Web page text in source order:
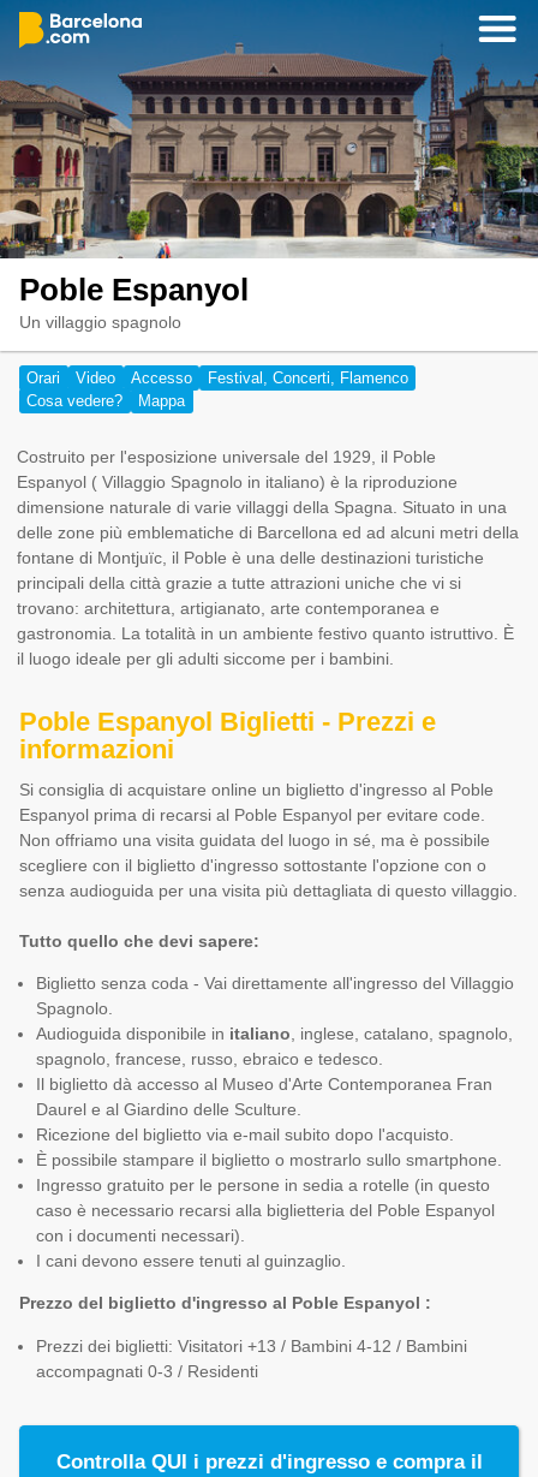
Poble Espanyol
Un villaggio spagnolo
Orari Video Accesso
Festival, Concerti, Flamenco
Cosa vedere?
Mappa
Costruito per l'esposizione universale del 1929, il Poble
Espanyol ( Villaggio Spagnolo in italiano) è la riproduzione
dimensione naturale di varie villaggi della Spagna. Situato in una
delle zone più emblematiche di Barcellona ed ad alcuni metri della
fontane di Montjuïc, il Poble è una delle destinazioni turistiche
principali della città grazie a tutte attrazioni uniche che vi si
trovano: architettura, artigianato, arte contemporanea e
gastronomia. La totalità in un ambiente festivo quanto istruttivo. È
il luogo ideale per gli adulti siccome per i bambini.
Poble Espanyol Biglietti - Prezzi e
informazioni
Si consiglia di acquistare online un biglietto d'ingresso al Poble
Espanyol prima di recarsi al Poble Espanyol per evitare code.
Non offriamo una visita guidata del luogo in sé, ma è possibile
scegliere con il biglietto d'ingresso sottostante l'opzione con o
senza audioguida per una visita più dettagliata di questo villaggio.
Tutto quello che devi sapere:
Biglietto senza coda - Vai direttamente all'ingresso del Villaggio
Spagnolo.
Audioguida disponibile in italiano , inglese, catalano, spagnolo,
spagnolo, francese, russo, ebraico e tedesco.
Il biglietto dà accesso al Museo d'Arte Contemporanea Fran
Daurel e al Giardino delle Sculture.
Ricezione del biglietto via e-mail subito dopo l'acquisto.
È possibile stampare il biglietto o mostrarlo sullo smartphone.
Ingresso gratuito per le persone in sedia a rotelle (in questo
caso è necessario recarsi alla biglietteria del Poble Espanyol
con i documenti necessari).
I cani devono essere tenuti al guinzaglio.
Prezzo del biglietto d'ingresso al Poble Espanyol :
Prezzi dei biglietti: Visitatori +13 / Bambini 4-12 / Bambini
accompagnati 0-3 / Residenti
Controlla QUI i prezzi d'ingresso e compra il